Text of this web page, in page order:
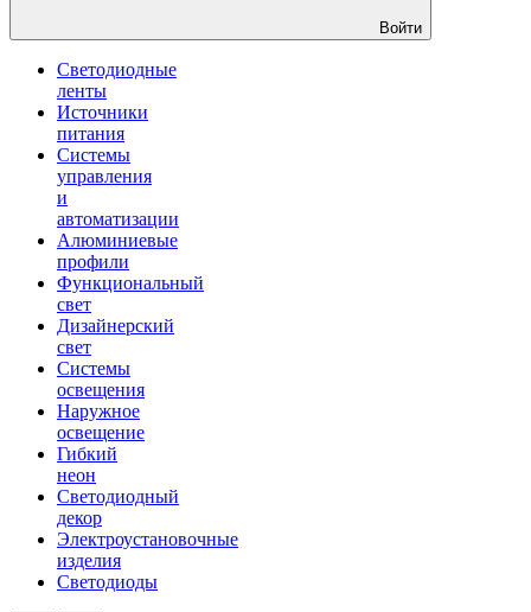
Войти
Светодиодные
ленты
Источники
питания
Системы
управления
и
автоматизации
Алюминиевые
профили
Функциональный
свет
Дизайнерский
свет
Системы
освещения
Наружное
освещение
Гибкий
неон
Светодиодный
декор
Электроустановочные
изделия
Светодиоды